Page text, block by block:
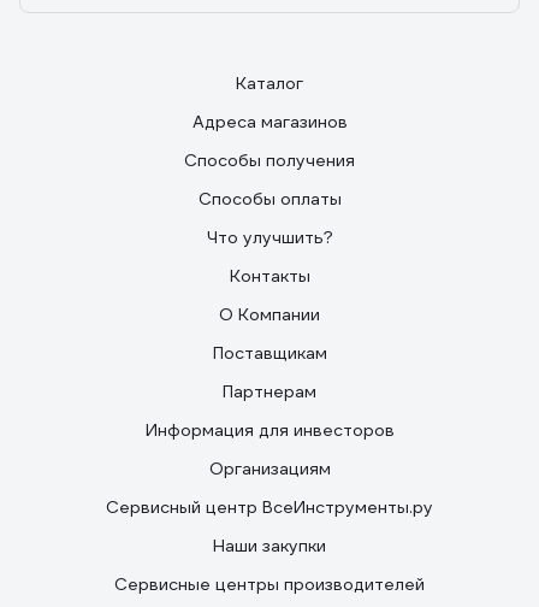
Каталог
Адреса магазинов
Способы получения
Способы оплаты
Что улучшить?
Контакты
О Компании
Поставщикам
Партнерам
Информация для инвесторов
Организациям
Сервисный центр ВсеИнструменты.ру
Наши закупки
Сервисные центры производителей